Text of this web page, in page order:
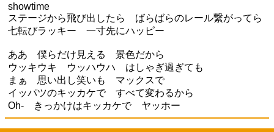
showtime
ステージから飛び出したら ばらばらのレール繋がってら
七転びラッキー 一寸先にハッピー
ああ 僕らだけ見える 景色だから
ウッキウキ ウッハウハ はしゃぎ過ぎても
まぁ 思い出し笑いも マックスで
イッパツのキッカケで すべて変わるから
Oh- きっかけはキッカケで ヤッホー